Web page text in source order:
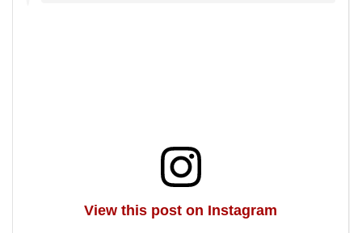
View this post on Instagram